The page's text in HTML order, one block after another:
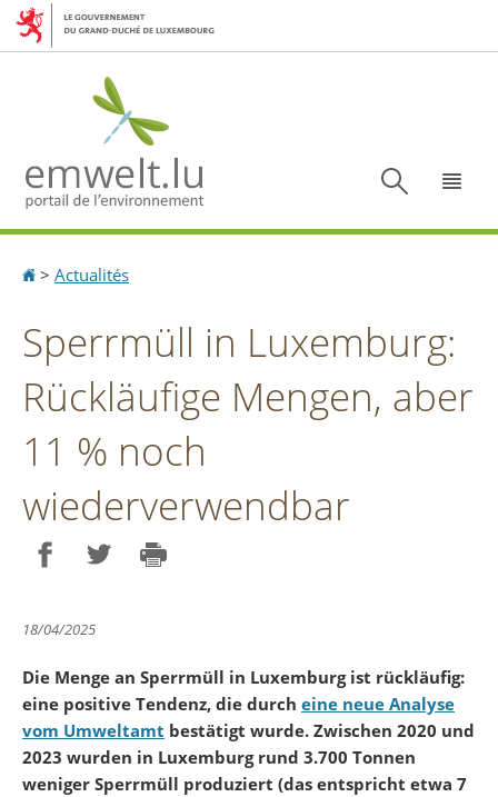
Aller
Aller
Accueil
> Actualités
Sperrmüll in Luxemburg:
Rückläufige Mengen, aber
11 % noch
wiederverwendbar
18/04/2025
Die Menge an Sperrmüll in Luxemburg ist rückläufig:
eine positive Tendenz, die durch eine neue Analyse
vom Umweltamt bestätigt wurde. Zwischen 2020 und
2023 wurden in Luxemburg rund 3.700 Tonnen
weniger Sperrmüll produziert (das entspricht etwa 7